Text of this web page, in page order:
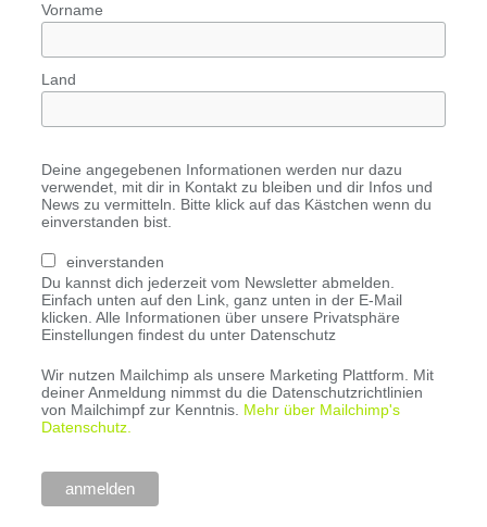
Vorname
Land
Deine angegebenen Informationen werden nur dazu
verwendet, mit dir in Kontakt zu bleiben und dir Infos und
News zu vermitteln. Bitte klick auf das Kästchen wenn du
einverstanden bist.
einverstanden
Du kannst dich jederzeit vom Newsletter abmelden.
Einfach unten auf den Link, ganz unten in der E-Mail
klicken. Alle Informationen über unsere Privatsphäre
Einstellungen findest du unter Datenschutz
Wir nutzen Mailchimp als unsere Marketing Plattform. Mit
deiner Anmeldung nimmst du die Datenschutzrichtlinien
von Mailchimpf zur Kenntnis. Mehr über Mailchimp's
Datenschutz.